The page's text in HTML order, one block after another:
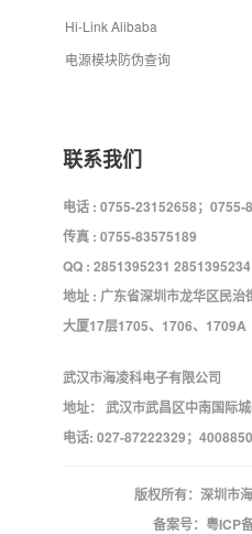
Hi-Link Alibaba
电源模块防伪查询
联系我们
电话 : 0755-23152658；0755-
传真 : 0755-83575189
QQ : 2851395231 2851395234
地址 : 广东省深圳市龙华区民
大厦17层1705、1706、1709A
武汉市海凌科电子有限公司
地址： 武汉市武昌区中南国际
电话: 027-87222329；
版权所有：深圳市
备案号： 粤ICP